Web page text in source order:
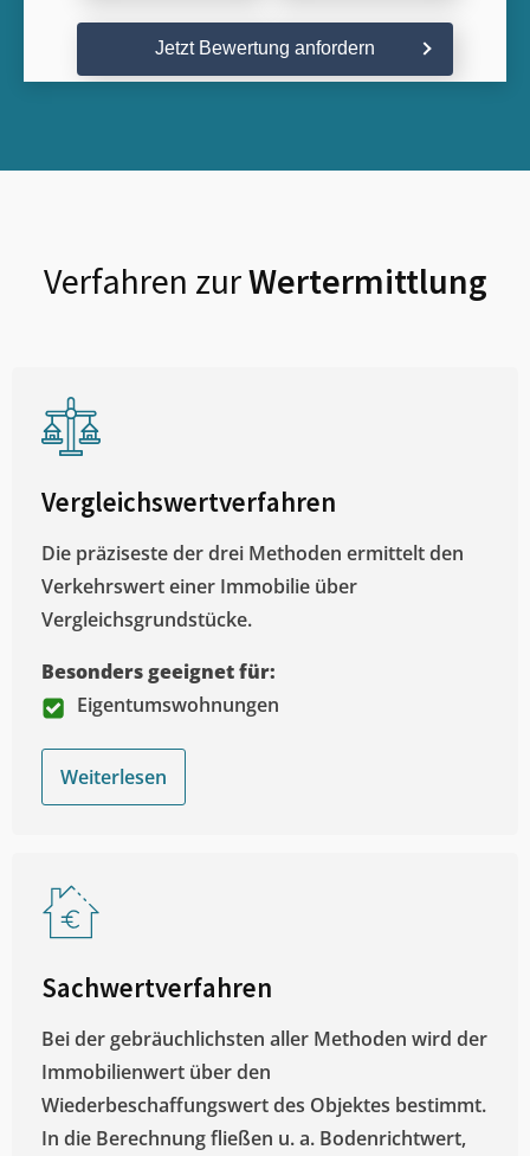
Jetzt Bewertung anfordern
Verfahren zurWertermittlung
Vergleichswertverfahren
Die präziseste der drei Methoden ermittelt den
Verkehrswert einer Immobilie über
Vergleichsgrundstücke.
Besonders geeignet für:
Eigentumswohnungen
Weiterlesen
Sachwertverfahren
Bei der gebräuchlichsten aller Methoden wird der
Immobilienwert über den
Wiederbeschaffungswert des Objektes bestimmt.
In die Berechnung fließen u. a. Bodenrichtwert,